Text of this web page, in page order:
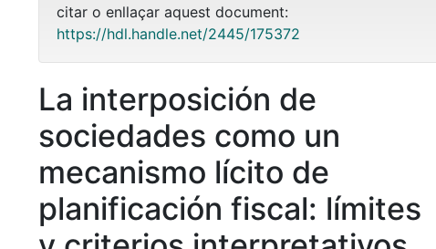
citar o enllaçar aquest document:
https://hdl.handle.net/2445/175372
La interposición de
sociedades como un
mecanismo lícito de
planificación fiscal: límites